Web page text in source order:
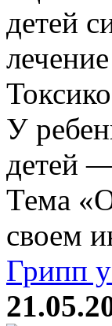
У
детей
Тема
своем
Грипп